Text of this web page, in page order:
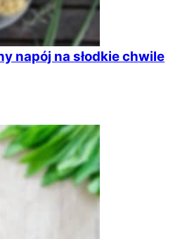
napój na słodkie chwile